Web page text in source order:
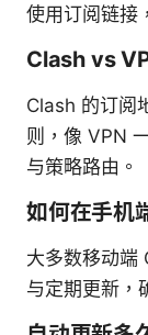
使用订阅链接
Clash vs
Clash 的订阅
则，像 VPN
与策略路由。
如何在手机
大多数移动端
与定期更新，